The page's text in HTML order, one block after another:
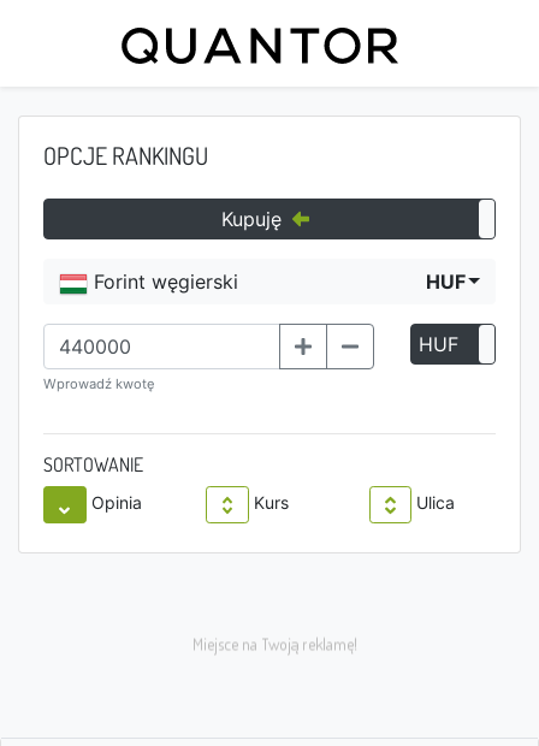
OPCJE RANKINGU
Kupuję
Forint węgierski HUF
Wprowadź kwotę
HUF
SORTOWANIE
Opinia Kurs Ulica